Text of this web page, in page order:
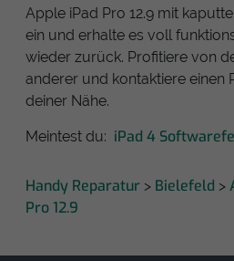
Apple iPad Pro 12.9 mit
ein und erhalte es voll
wieder zurück. Profitiere von
anderer und kontaktiere einen
deiner Nähe.
Meintest du: iPad 4
Handy Reparatur > Bielefeld >
Pro 12.9